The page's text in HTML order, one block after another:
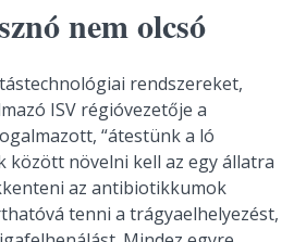
nem olcsó
rendszereket,
ISV régióvezetője a
“átestünk a ló
között növelni kell az egy állatra
az antibiotikkumok
tenni a trágyaelhelyezést,